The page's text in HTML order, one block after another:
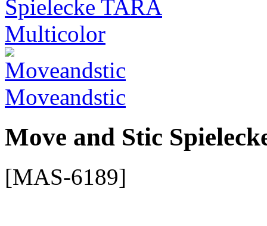
Moveandstic
Move and Stic
[MAS-6189]